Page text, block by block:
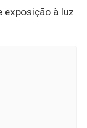
exposição à luz